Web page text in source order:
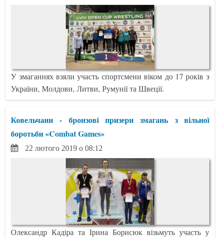
У змаганнях взяли участь спортсмени віком до 17 років з
України, Молдови, Литви, Румунії та Швеції.
Ковельчани - бронзові призери змагань з вільної
боротьби «Combat Games»
22 лютого 2019 о 08:12
Олександр Кадіра та Ірина Борисюк візьмуть участь у